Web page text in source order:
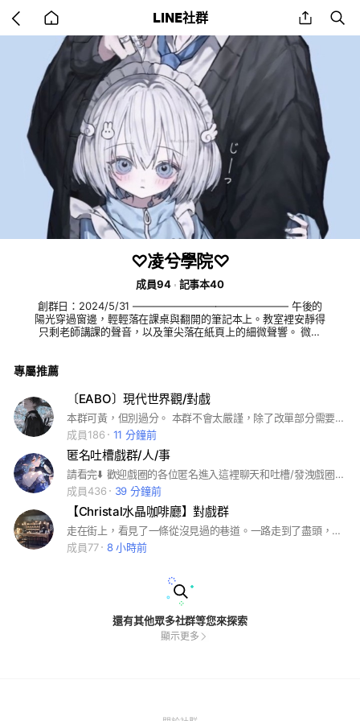
back
to
home
LINE社群 share
♡凌兮學院♡
成員94
記事本40
創群日：2024/5/31 ——————————————— 午後的
陽光穿過窗邊，輕輕落在課桌與翻開的筆記本上。教室裡安靜得
只剩老師講課的聲音，以及筆尖落在紙頁上的細微聲響。 微風
「噹———噹———」 下課鐘聲響起，沉靜的教室瞬間熱鬧起
開。 夕陽映在地板上，腳步聲交錯著向社團教室走去。 「快來
快來！就差你了！」 ——————————————— 歡迎各
位來到凌兮學院！ 在這裡，你可以自由自在的聊天、對戲。 希
望各位可以遵守群規，歡迎你的加入。（鞠躬） #對戲 #聊天 #
學院 #寫文
專屬推薦
〔EABO〕現代世界觀/對戲
本群可黃，但別過分。 本群不會太嚴謹，除了改單部分需要注意。 這邊是對戲聊天群，而不是屁孩來吵架的。 如果不會遵守群規或者來鬧事的，請不要申請，因為白癡會讓人頭痛。 還有進來一律先填單，若不遵守，一律送出。 感謝配合的。 這邊歡迎您。 ———————————— #對戲#聊天#EABO#現代
成員186
11 分鐘前
匿名吐槽戲群/人/事
請看完⬇️ 歡迎戲圈的各位匿名進入這裡聊天和吐槽/發洩戲圈中的不愉快 薄荷公平公正，犯群規一律黑屋，請放心加入
成員436
39 分鐘前
【Christal水晶咖啡廳】對戲群
走在街上，看見了一條從沒見過的巷道。一路走到了盡頭，一間似乎沒看過的一間咖啡店出現在眼前，招牌寫著“Christal”。 懷著好奇的心情，你伸手推開了門。 初創：2025/01/25 #對戲#聊天#原創
成員77
8 小時前
還有其他眾多社群等您來探索
顯示更多